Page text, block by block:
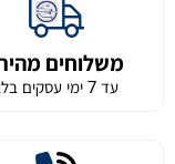
משלוחים
עד 7 ימי עסקים בלבד